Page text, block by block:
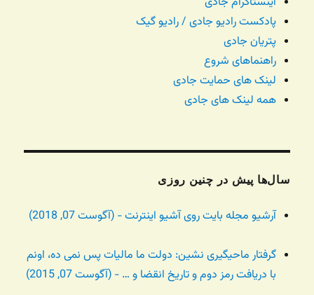
پادکست رادیو جادی / رادیو گیک
پتریان جادی
راهنماهای شروع
لینک های حمایت جادی
همه لینک های جادی
سال‌ها پیش در چنین روزی
آرشیو مجله بایت روی آشیو اینترنت - (آگوست 07, 2018)
گرفتار ماحیگیری نشین: دولت ما مالیات پس نمی ده، اونم
با دریافت رمز دوم و تاریخ انقضا و … - (آگوست 07, 2015)